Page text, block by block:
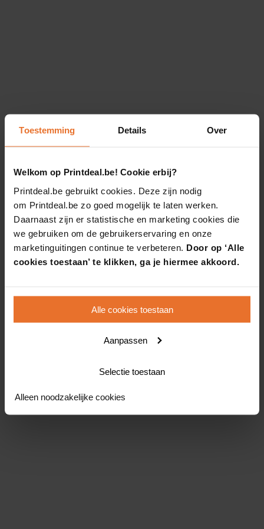
Toestemming Details Over
Welkom op Printdeal.be! Cookie erbij?
Printdeal.be gebruikt cookies. Deze zijn nodig
om Printdeal.be zo goed mogelijk te laten werken.
Daarnaast zijn er statistische en marketing cookies die
we gebruiken om de gebruikerservaring en onze
marketinguitingen continue te verbeteren. Door op ‘Alle
cookies toestaan’ te klikken, ga je hiermee akkoord.
Alle cookies toestaan
Aanpassen
Selectie toestaan
Alleen noodzakelijke cookies